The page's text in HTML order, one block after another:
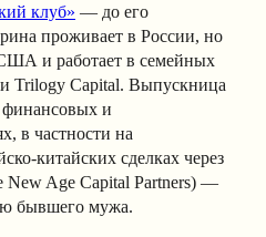
клуб» — до его
проживает в России, но
и работает в семейных
и Trilogy Capital. Выпускница
финансовых и
в частности на
китайских сделках через
New Age Capital Partners) —
бывшего мужа.